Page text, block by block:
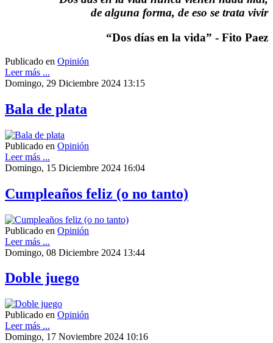
de alguna forma, de eso se trata vivir
“Dos días en la vida” - Fito Paez
Publicado en Opinión
Leer más ...
Domingo, 29 Diciembre 2024 13:15
Bala de plata
Publicado en Opinión
Leer más ...
Domingo, 15 Diciembre 2024 16:04
Cumpleaños feliz (o no tanto)
Publicado en Opinión
Leer más ...
Domingo, 08 Diciembre 2024 13:44
Doble juego
Publicado en Opinión
Leer más ...
Domingo, 17 Noviembre 2024 10:16